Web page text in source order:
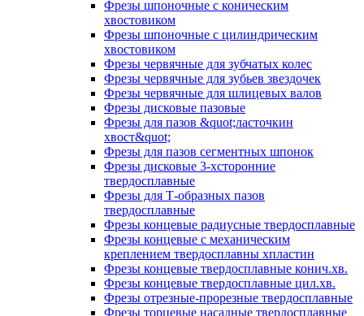
Фрезы шпоночные с коническим
хвостовиком
Фрезы шпоночные с цилиндрическим
хвостовиком
Фрезы червячные для зубчатых колес
Фрезы червячные для зубьев звездочек
Фрезы червячные для шлицевых валов
Фрезы дисковые пазовые
Фрезы для пазов &quot;ласточкин
хвост&quot;
Фрезы для пазов сегментных шпонок
Фрезы дисковые 3-хсторонние
твердосплавные
Фрезы для Т-образных пазов
твердосплавные
Фрезы концевые радиусные твердосплавные
Фрезы концевые с механическим
креплением твердосплавны хпластин
Фрезы концевые твердосплавные конич.хв.
Фрезы концевые твердосплавные цил.хв.
Фрезы отрезные-прорезные твердосплавные
Фрезы торцевые насадные твердосплавные